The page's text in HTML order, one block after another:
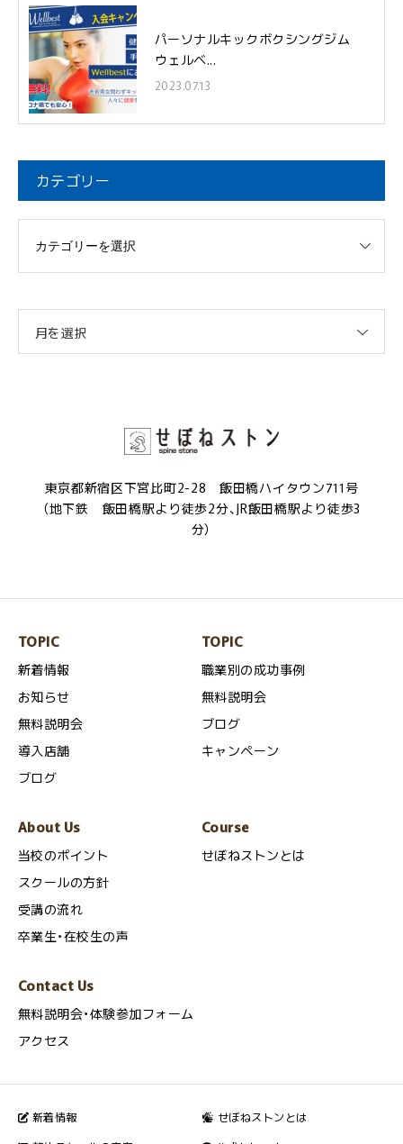
パーソナルキックボクシングジム
ウェルベ...
2023.07.13
カテゴリー
月を選択
東京都新宿区下宮比町2-28 飯田橋ハイタウン711号
（地下鉄 飯田橋駅より徒歩2分、JR飯田橋駅より徒歩3
分）
TOPIC
新着情報
お知らせ
無料説明会
導入店舗
ブログ
TOPIC
職業別の成功事例
無料説明会
ブログ
キャンペーン
About Us
当校のポイント
スクールの方針
受講の流れ
卒業生・在校生の声
Course
せぼねストンとは
Contact Us
無料説明会・体験参加フォーム
アクセス
新着情報
せぼねストンとは